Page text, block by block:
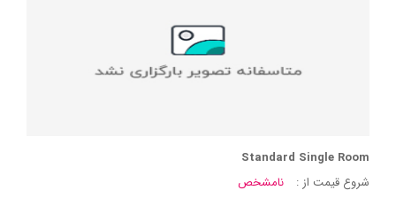
Standard Single Room
شروع قیمت از :
نامشخص